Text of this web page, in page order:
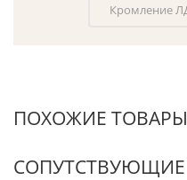
Кромление
ПОХОЖИЕ
СОПУТСТВУЮЩИЕ